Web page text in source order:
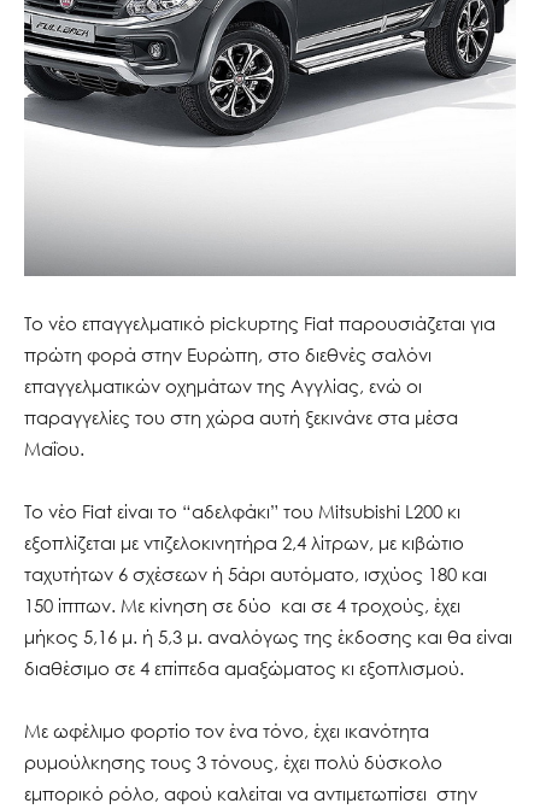
Το νέο επαγγελματικό pickupτης Fiat παρουσιάζεται για
πρώτη φορά στην Ευρώπη, στο διεθνές σαλόνι
επαγγελματικών οχημάτων της Αγγλίας, ενώ οι
παραγγελίες του στη χώρα αυτή ξεκινάνε στα μέσα
Μαΐου.
Το νέο Fiat είναι το “αδελφάκι” του Mitsubishi L200 κι
εξοπλίζεται με ντιζελοκινητήρα 2,4 λίτρων, με κιβώτιο
ταχυτήτων 6 σχέσεων ή 5άρι αυτόματο, ισχύος 180 και
150 ίππων. Με κίνηση σε δύο και σε 4 τροχούς, έχει
μήκος 5,16 μ. ή 5,3 μ. αναλόγως της έκδοσης και θα είναι
διαθέσιμο σε 4 επίπεδα αμαξώματος κι εξοπλισμού.
Με ωφέλιμο φορτίο τον ένα τόνο, έχει ικανότητα
ρυμούλκησης τους 3 τόνους, έχει πολύ δύσκολο
εμπορικό ρόλο, αφού καλείται να αντιμετωπίσει στην